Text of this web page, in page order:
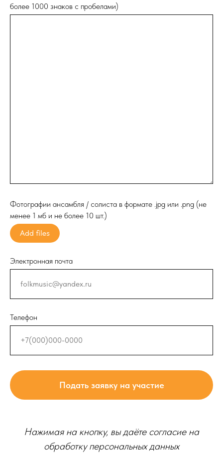
более 1000 знаков с пробелами)
Фотографии ансамбля / солиста в формате .jpg или .png (не
менее 1 мб и не более 10 шт.)
Add files
Электронная почта
Телефон
Подать заявку на участие
Нажимая на кнопку, вы даёте согласие на
обработку персональных данных